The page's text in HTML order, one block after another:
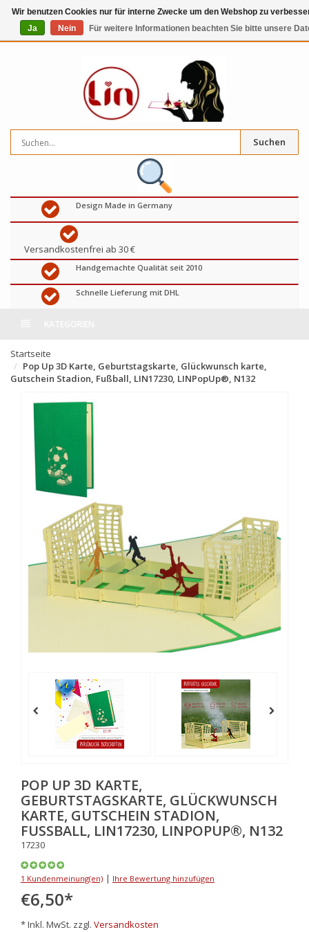
0artikel €
Suchen
Design Made in Germany
Versandkostenfrei ab 30 €
Handgemachte Qualität seit 2010
Schnelle Lieferung mit DHL
Startseite
Pop Up 3D Karte, Geburtstagskarte, Glückwunsch karte,
Gutschein Stadion, Fußball, LIN17230, LINPopUp®, N132
POP UP 3D KARTE,
GEBURTSTAGSKARTE, GLÜCKWUNSCH
KARTE, GUTSCHEIN STADION,
FUSSBALL, LIN17230, LINPOPUP®, N132
17230
1 Kundenmeinung(en) | Ihre Bewertung hinzufügen
€6,50*
* Inkl. MwSt. zzgl. Versandkosten
Wir benutzen Cookies nur für interne Zwecke um den Webshop zu
Ja
Nein Für weitere Informationen beachten Sie bitte unsere